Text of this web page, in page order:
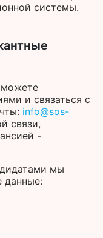
системы.
и связаться с
info@sos-
связи,
-
мы
данные: